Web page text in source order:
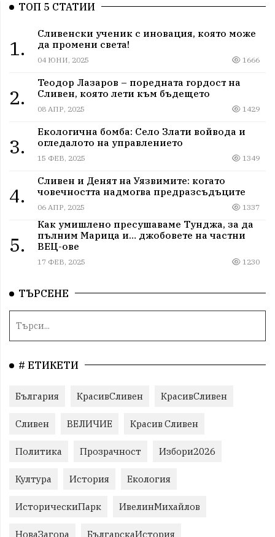
ТОП 5 СТАТИИ
1.
Сливенски ученик с иновация, която може
да промени света!
04 ЮНИ, 2025 1666
2.
Теодор Лазаров – поредната гордост на
Сливен, която лети към бъдещето
08 АПР, 2025 1429
3.
Екологична бомба: Село Злати войвода и
огледалото на управлението
15 ФЕВ, 2025 1349
4.
Сливен и Денят на Уязвимите: когато
човечността надмогва предразсъдъците
06 АПР, 2025 1337
5.
Как умишлено пресушаваме Тунджа, за да
пълним Марица и… джобовете на частни
ВЕЦ-ове
17 ФЕВ, 2025 1230
ТЪРСЕНЕ
# ЕТИКЕТИ
България КрасивСливен КрасивСливен
Сливен ВЕЛИЧИЕ Красив Сливен
Политика Прозрачност Избори2026
Култура История Екология
ИсторическиПарк ИвелинМихайлов
НоваЗагора БългарскаИстория